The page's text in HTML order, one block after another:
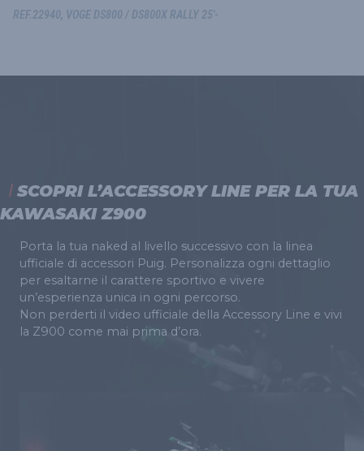
REF.22940, VOGE DS800 / DS800X RALLY 25'-
SCOPRI L’ACCESSORY LINE PER LA TUA
KAWASAKI Z900
Porta la tua naked al livello successivo con la linea
ufficiale di accessori Puig. Personalizza ogni dettaglio
per esaltarne il carattere sportivo e vivere
un’esperienza unica in ogni percorso.
Non perderti il video ufficiale della Accessory Line e vivi
la Z900 come mai prima d’ora.